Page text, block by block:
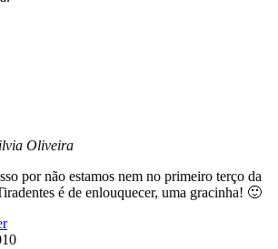
Oliveira
por não estamos nem no primeiro terço da
é de enlouquecer, uma gracinha! 🙂